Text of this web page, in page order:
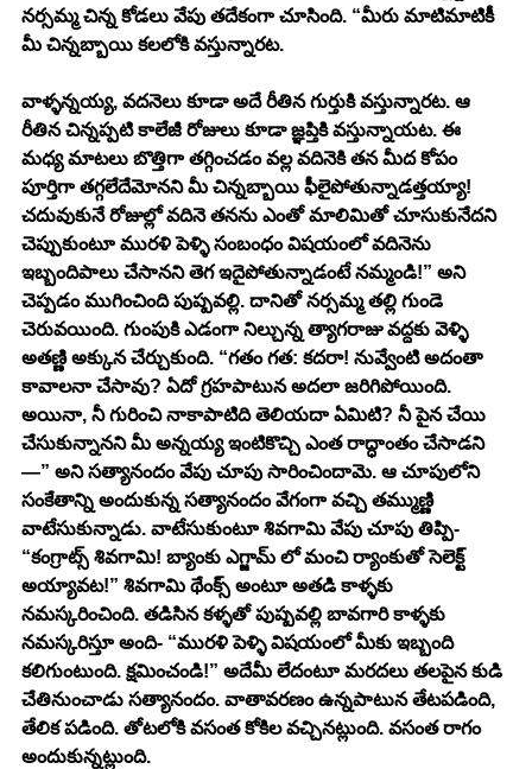
నర్సమ్మ చిన్న కోడలు వేపు తదేకంగా చూసింది. “మీరు మాటిమాటికీ
మీ చిన్నబ్బాయి కలలోకి వస్తున్నారట.
వాళ్ళన్నయ్య, వదనెలు కూడా అదే రీతిన గుర్తుకి వస్తున్నారట. ఆ
రీతిన చిన్నప్పటి కాలేజీ రోజులు కూడా జ్ఞప్తికి వస్తున్నాయట. ఈ
మధ్య మాటలు బొత్తిగా తగ్గించడం వల్ల వదినెకి తన మీద కోపం
పూర్తిగా తగ్గలేదేమోనని మీ చిన్నబ్బాయి ఫీలైపోతున్నాడత్తయ్యా!
చదువుకునే రోజుల్లో వదినె తనను ఎంతో మాలిమితో చూసుకునేదని
చెప్పుకుంటూ మురళి పెళ్ళి సంబంధం విషయంలో వదినెను
ఇబ్బందిపాలు చేసానని తెగ ఇదైపోతున్నాడంటే నమ్మండి!” అని
చెప్పడం ముగించింది పుష్పవల్లి. దానితో నర్సమ్మ తల్లి గుండె
చెరువయింది. గుంపుకి ఎడంగా నిల్చున్న త్యాగరాజు వద్దకు వెళ్ళి
అతణ్ణి అక్కున చేర్చుకుంది. “గతం గత: కదరా! నువ్వేంటి అదంతా
కావాలనా చేసావు? ఏదో గ్రహపాటున అదలా జరిగిపోయింది.
అయినా, నీ గురించి నాకాపాటిది తెలియదా ఏమిటి? నీ పైన చేయి
చేసుకున్నానని మీ అన్నయ్య ఇంటికొచ్చి ఎంత రాద్ధాంతం చేసాడని
—” అని సత్యానందం వేపు చూపు సారించిందామె. ఆ చూపులోని
సంకేతాన్ని అందుకున్న సత్యానందం వేగంగా వచ్చి తమ్ముణ్ణి
వాటేసుకున్నాడు. వాటేసుకుంటూ శివగామి వేపు చూపు తిప్పి-
“కంగ్రాట్స్ శివగామి! బ్యాంకు ఎగ్జామ్ లో మంచి ర్యాంకుతో సెలెక్ట్
అయ్యావట!” శివగామి థేంక్స్ అంటూ అతడి కాళ్ళకు
నమస్కరించింది. తడిసిన కళ్ళతో పుష్పవల్లి బావగారి కాళ్ళకు
నమస్కరిస్తూ అంది- “మురళి పెళ్ళి విషయంలో మీకు ఇబ్బంది
కలిగుంటుంది. క్షమించండి!” అదేమీ లేదంటూ మరదలు తలపైన కుడి
చేతినుంచాడు సత్యానందం. వాతావరణం ఉన్నపాటున తేటపడింది,
తేలిక పడింది. తోటలోకి వసంత కోకిల వచ్చినట్లుంది. వసంత రాగం
అందుకున్నట్లుంది.